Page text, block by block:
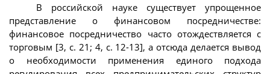
В российской науке существует упрощенное
представление о финансовом посредничестве:
финансовое посредничество часто отождествляется с
торговым [3, с. 21; 4, с. 12-13], а отсюда делается вывод
о необходимости применения единого подхода